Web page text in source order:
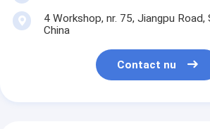
4 Workshop, nr. 75, Jiangpu Road,
China
Contact nu